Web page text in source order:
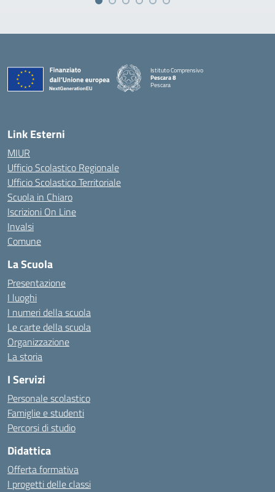
Istituto Comprensivo
Pescara 8
Pescara
Link Esterni
MIUR
Ufficio Scolastico Regionale
Ufficio Scolastico Territoriale
Scuola in Chiaro
Iscrizioni On Line
Invalsi
Comune
La Scuola
Presentazione
I luoghi
I numeri della scuola
Le carte della scuola
Organizzazione
La storia
I Servizi
Personale scolastico
Famiglie e studenti
Percorsi di studio
Didattica
Offerta formativa
I progetti delle classi